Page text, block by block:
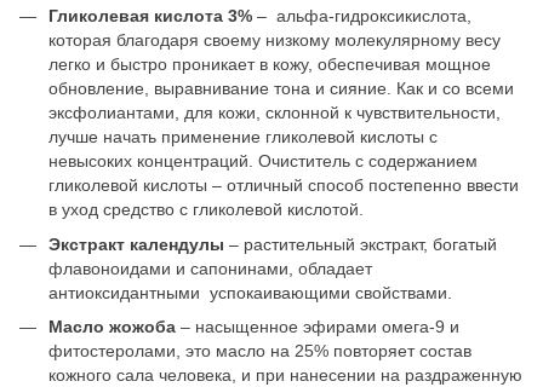
Гликолевая кислота 3% – альфа-гидроксикислота,
которая благодаря своему низкому молекулярному весу
легко и быстро проникает в кожу, обеспечивая мощное
обновление, выравнивание тона и сияние. Как и со всеми
эксфолиантами, для кожи, склонной к чувствительности,
лучше начать применение гликолевой кислоты с
невысоких концентраций. Очиститель с содержанием
гликолевой кислоты – отличный способ постепенно ввести
в уход средство с гликолевой кислотой.
Экстракт календулы – растительный экстракт, богатый
флавоноидами и сапонинами, обладает
антиоксидантными успокаивающими свойствами.
Масло жожоба – насыщенное эфирами омега-9 и
фитостеролами, это масло на 25% повторяет состав
кожного сала человека, и при нанесении на раздраженную